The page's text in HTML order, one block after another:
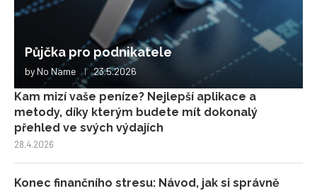
Půjčka pro podnikatele
by No Name 23.5.2026
Kam mizí vaše peníze? Nejlepší aplikace a
metody, díky kterým budete mít dokonalý
přehled ve svých výdajích
28.4.2026
Konec finančního stresu: Návod, jak si správně